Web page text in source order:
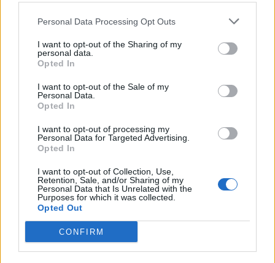
Personal Data Processing Opt Outs
I want to opt-out of the Sharing of my
personal data.
Opted In
I want to opt-out of the Sale of my
Personal Data.
Opted In
I want to opt-out of processing my
Personal Data for Targeted Advertising.
Opted In
I want to opt-out of Collection, Use,
Retention, Sale, and/or Sharing of my
Personal Data that Is Unrelated with the
Purposes for which it was collected.
Opted Out
CONFIRM